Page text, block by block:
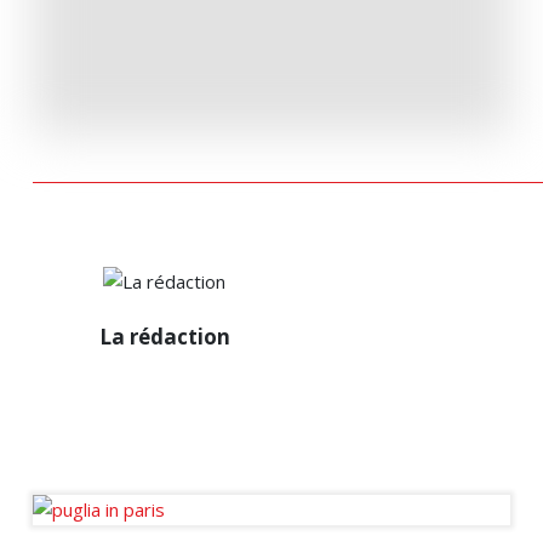
La rédaction
rédaction